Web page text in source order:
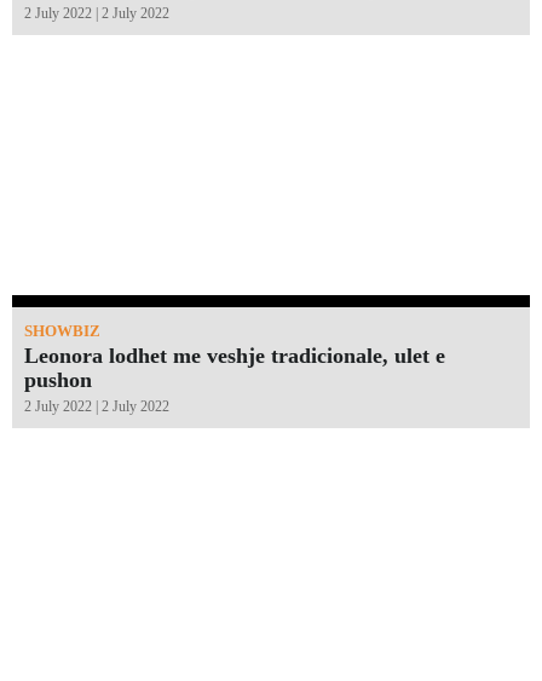
2 July 2022 | 2 July 2022
SHOWBIZ
Leonora lodhet me veshje tradicionale, ulet e
pushon
2 July 2022 | 2 July 2022